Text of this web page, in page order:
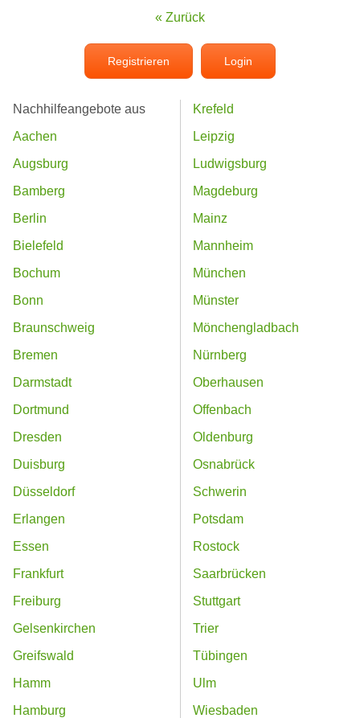
« Zurück
Registrieren Login
Nachhilfeangebote aus
Aachen
Augsburg
Bamberg
Berlin
Bielefeld
Bochum
Bonn
Braunschweig
Bremen
Darmstadt
Dortmund
Dresden
Duisburg
Düsseldorf
Erlangen
Essen
Frankfurt
Freiburg
Gelsenkirchen
Greifswald
Hamm
Hamburg
Krefeld
Leipzig
Ludwigsburg
Magdeburg
Mainz
Mannheim
München
Münster
Mönchengladbach
Nürnberg
Oberhausen
Offenbach
Oldenburg
Osnabrück
Schwerin
Potsdam
Rostock
Saarbrücken
Stuttgart
Trier
Tübingen
Ulm
Wiesbaden